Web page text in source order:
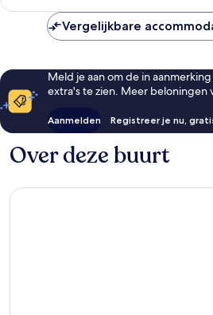
Vergelijkbare
Meld je aan om de in
extra's te zien. Meer beloningen
Aanmelden Registreer je nu,
Over deze buurt